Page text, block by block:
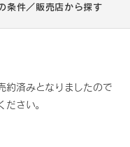
条件／販売店から探す
約済みとなりましたので
さい。